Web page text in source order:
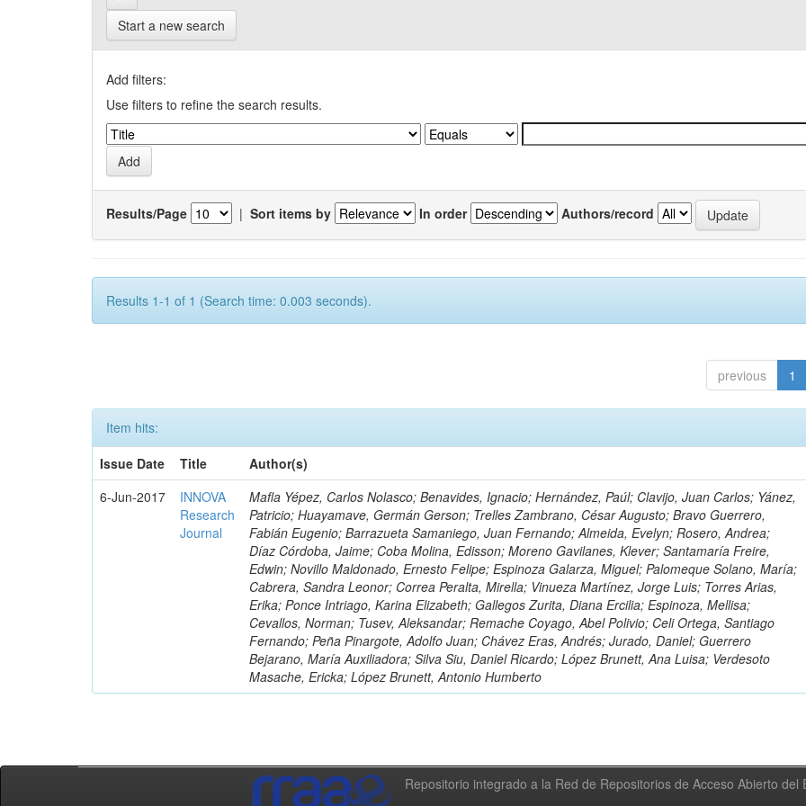
Start a new search
Add filters:
Use filters to refine the search results.
Results/Page | Sort items by In order Authors/record
Results 1-1 of 1 (Search time: 0.003 seconds).
previous 1
Item hits:
Issue Date
Title
Author(s)
6-Jun-2017
INNOVA
Research
Journal
Mafla Yépez, Carlos Nolasco; Benavides, Ignacio; Hernández, Paúl; Clavijo, Juan Carlos; Yánez,
Patricio; Huayamave, Germán Gerson; Trelles Zambrano, César Augusto; Bravo Guerrero,
Fabián Eugenio; Barrazueta Samaniego, Juan Fernando; Almeida, Evelyn; Rosero, Andrea;
Díaz Córdoba, Jaime; Coba Molina, Edisson; Moreno Gavilanes, Klever; Santamaría Freire,
Edwin; Novillo Maldonado, Ernesto Felipe; Espinoza Galarza, Miguel; Palomeque Solano, María;
Cabrera, Sandra Leonor; Correa Peralta, Mirella; Vinueza Martínez, Jorge Luis; Torres Arias,
Erika; Ponce Intriago, Karina Elizabeth; Gallegos Zurita, Diana Ercilia; Espinoza, Mellisa;
Cevallos, Norman; Tusev, Aleksandar; Remache Coyago, Abel Polivio; Celi Ortega, Santiago
Fernando; Peña Pinargote, Adolfo Juan; Chávez Eras, Andrés; Jurado, Daniel; Guerrero
Bejarano, María Auxiliadora; Silva Siu, Daniel Ricardo; López Brunett, Ana Luisa; Verdesoto
Masache, Ericka; López Brunett, Antonio Humberto
Repositorio integrado a la Red de Repositorios de Acceso Abierto del